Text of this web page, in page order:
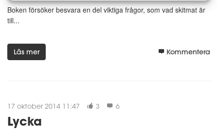
Boken försöker besvara en del viktiga frågor, som vad skitmat är
till...
Läs mer Kommentera
17 oktober 2014 11:47 3 6
Lycka